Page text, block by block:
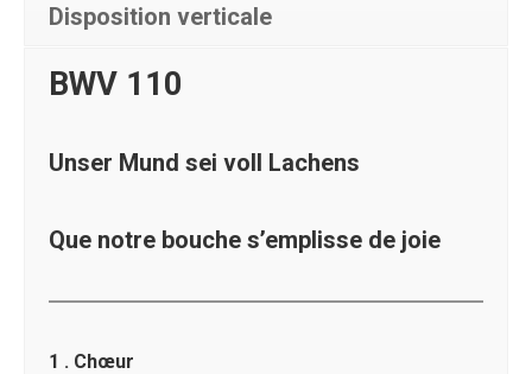
1872661/uiconf_id/29298261/entry_id/
Disposition verticale
BWV 110
Unser Mund sei voll Lachens
Que notre bouche s’emplisse de joie
1 . Chœur